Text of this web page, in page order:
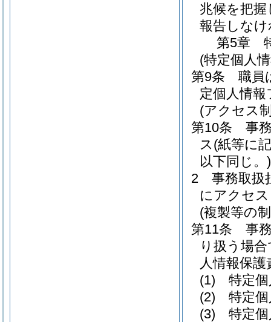
兆候を把
報告しな
第5章
(特定個人
第9条
職員
定個人情
(アクセス
第10条
事
ス (紙等に
以下同じ。)
2
事務取扱
にアクセ
(複製等の
第11条
事
り扱う場
人情報保
(1)
特定
(2)
特定
(3)
特定